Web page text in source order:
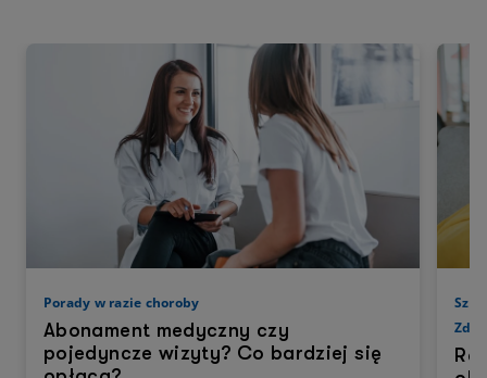
Porady w razie choroby
Abonament medyczny czy
pojedyncze wizyty? Co bardziej się